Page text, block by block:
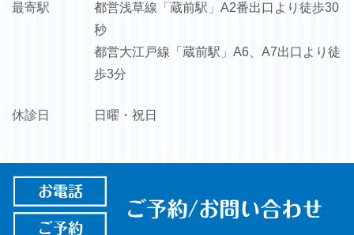
最寄駅
都営浅草線「蔵前駅」A2番出口より徒歩30
秒
都営大江戸線「蔵前駅」A6、A7出口より徒
歩3分
休診日 日曜・祝日